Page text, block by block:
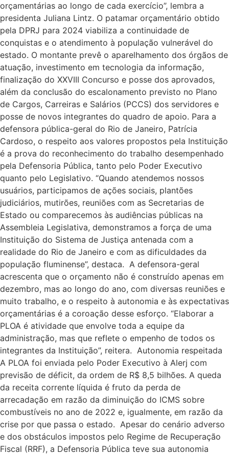
orçamentárias ao longo de cada exercício”, lembra a
presidenta Juliana Lintz. O patamar orçamentário obtido
pela DPRJ para 2024 viabiliza a continuidade de
conquistas e o atendimento à população vulnerável do
estado. O montante prevê o aparelhamento dos órgãos de
atuação, investimento em tecnologia da informação,
finalização do XXVIII Concurso e posse dos aprovados,
além da conclusão do escalonamento previsto no Plano
de Cargos, Carreiras e Salários (PCCS) dos servidores e
posse de novos integrantes do quadro de apoio. Para a
defensora pública-geral do Rio de Janeiro, Patrícia
Cardoso, o respeito aos valores propostos pela Instituição
é a prova do reconhecimento do trabalho desempenhado
pela Defensoria Pública, tanto pelo Poder Executivo
quanto pelo Legislativo. “Quando atendemos nossos
usuários, participamos de ações sociais, plantões
judiciários, mutirões, reuniões com as Secretarias de
Estado ou comparecemos às audiências públicas na
Assembleia Legislativa, demonstramos a força de uma
Instituição do Sistema de Justiça antenada com a
realidade do Rio de Janeiro e com as dificuldades da
população fluminense”, destaca. A defensora-geral
acrescenta que o orçamento não é construído apenas em
dezembro, mas ao longo do ano, com diversas reuniões e
muito trabalho, e o respeito à autonomia e às expectativas
orçamentárias é a coroação desse esforço. “Elaborar a
PLOA é atividade que envolve toda a equipe da
administração, mas que reflete o empenho de todos os
integrantes da Instituição”, reitera. Autonomia respeitada
A PLOA foi enviada pelo Poder Executivo à Alerj com
previsão de déficit, da ordem de R$ 8,5 bilhões. A queda
da receita corrente líquida é fruto da perda de
arrecadação em razão da diminuição do ICMS sobre
combustíveis no ano de 2022 e, igualmente, em razão da
crise por que passa o estado. Apesar do cenário adverso
e dos obstáculos impostos pelo Regime de Recuperação
Fiscal (RRF), a Defensoria Pública teve sua autonomia